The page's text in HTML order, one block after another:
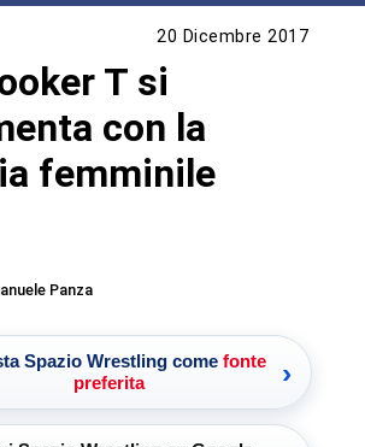
20 Dicembre 2017
T si
con la
femminile
Panza
Spazio Wrestling come fonte
preferita
›